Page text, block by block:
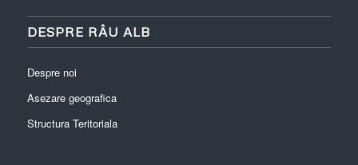
DESPRE RÂU ALB
Despre noi
Asezare geografica
Structura Teritoriala